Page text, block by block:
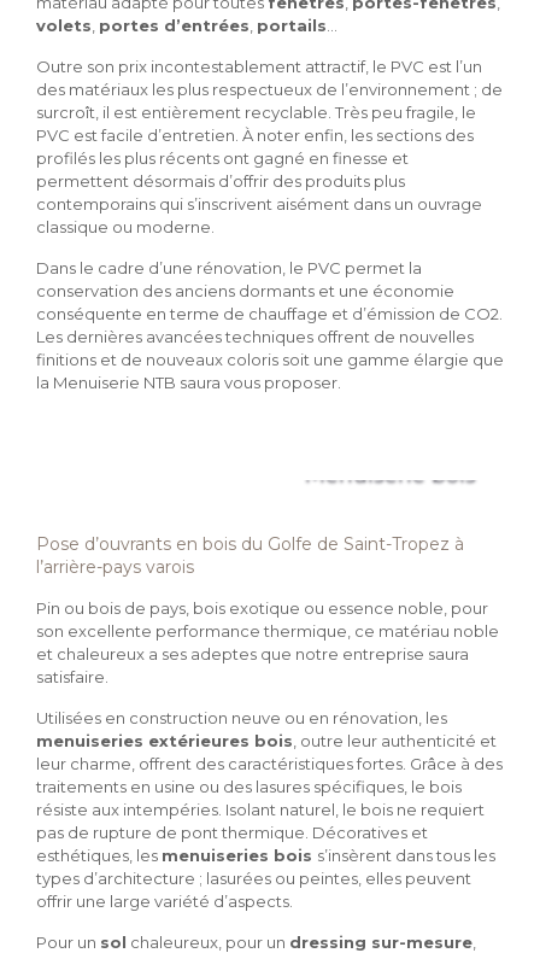
volets portes d’entrées portails
Outre son prix incontestablement attractif, le PVC est l’un
des matériaux les plus respectueux de l’environnement ; de
surcroît, il est entièrement recyclable. Très peu fragile, le
PVC est facile d’entretien. À noter enfin, les sections des
profilés les plus récents ont gagné en finesse et
permettent désormais d’offrir des produits plus
contemporains qui s’inscrivent aisément dans un ouvrage
classique ou moderne.
Dans le cadre d’une rénovation, le PVC permet la
conservation des anciens dormants et une économie
conséquente en terme de chauffage et d’émission de CO2.
Les dernières avancées techniques offrent de nouvelles
finitions et de nouveaux coloris soit une gamme élargie que
la Menuiserie NTB saura vous proposer.
Pose d’ouvrants en bois du Golfe de Saint-Tropez à
l’arrière-pays varois
Pin ou bois de pays, bois exotique ou essence noble, pour
son excellente performance thermique, ce matériau noble
et chaleureux a ses adeptes que notre entreprise saura
satisfaire.
Utilisées en construction neuve ou en rénovation, les
menuiseries extérieures bois , outre leur authenticité et
leur charme, offrent des caractéristiques fortes. Grâce à des
traitements en usine ou des lasures spécifiques, le bois
résiste aux intempéries. Isolant naturel, le bois ne requiert
pas de rupture de pont thermique. Décoratives et
esthétiques, les menuiseries bois s’insèrent dans tous les
types d’architecture ; lasurées ou peintes, elles peuvent
offrir une large variété d’aspects.
Pour un sol chaleureux, pour un dressing sur-mesure